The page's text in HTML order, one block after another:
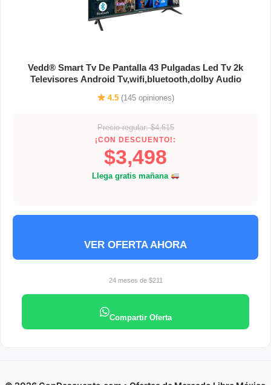
Vedd® Smart Tv De Pantalla 43 Pulgadas Led Tv 2k
Televisores Android Tv,wifi,bluetooth,dolby Audio
4.5 (145 opiniones)
Precio regular: $4,615
¡CON DESCUENTO!:
$3,498
Llega gratis mañana
VER OFERTA AHORA
24 meses de $211
Compartir Oferta